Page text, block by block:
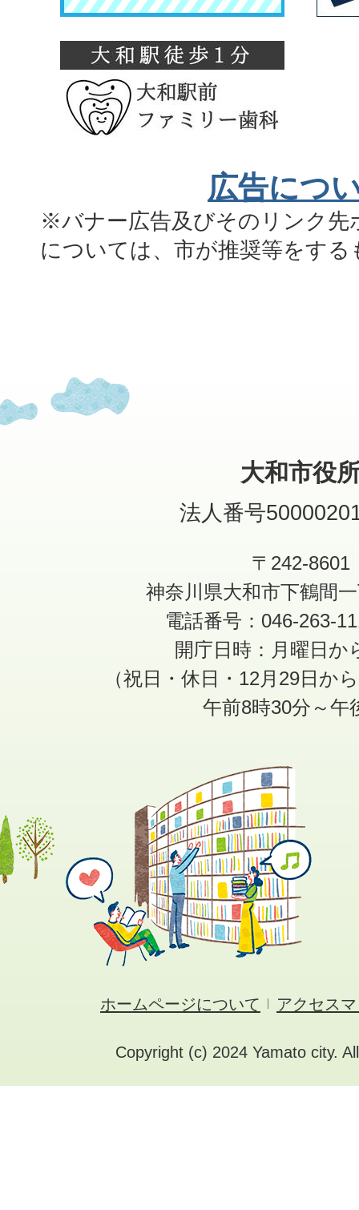
広告につ
※バナー広告及びそのリンク先
については、市が推奨等をす
大和市役
法人番号
〒242-8601
神奈川県大和市下鶴間
電話番号：046-263-
開庁日時：月曜日か
（祝日・休日・12月29日か
午前8時30分～午
ホームページについて アクセス
Copyright (c) 2024 Yamato city.